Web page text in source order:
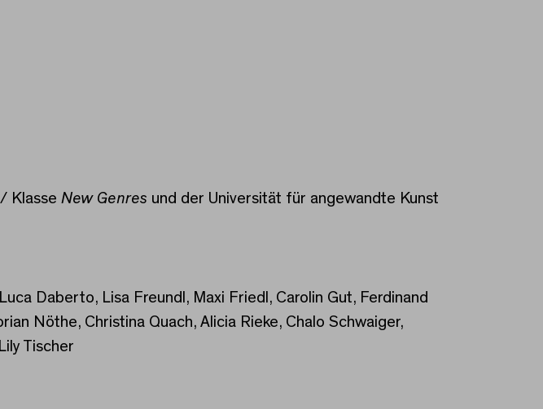
Klasse New Genres und der Universität für angewandte Kunst
Daberto, Lisa Freundl, Maxi Friedl, Carolin Gut, Ferdinand
Nöthe, Christina Quach, Alicia Rieke, Chalo Schwaiger,
Tischer